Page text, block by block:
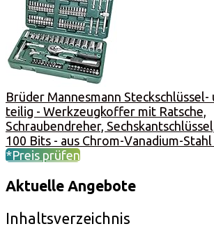
Brüder Mannesmann Steckschlüssel-
teilig - Werkzeugkoffer mit Ratsche,
Schraubendreher,
100 Bits - aus Chrom-Vanadium-
*Preis prüfen
Aktuelle Angebote
Inhaltsverzeichnis